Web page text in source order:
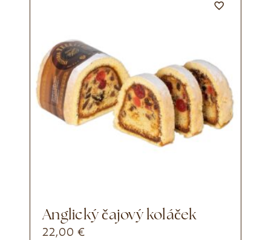
Anglický čajový koláček
22,00 €